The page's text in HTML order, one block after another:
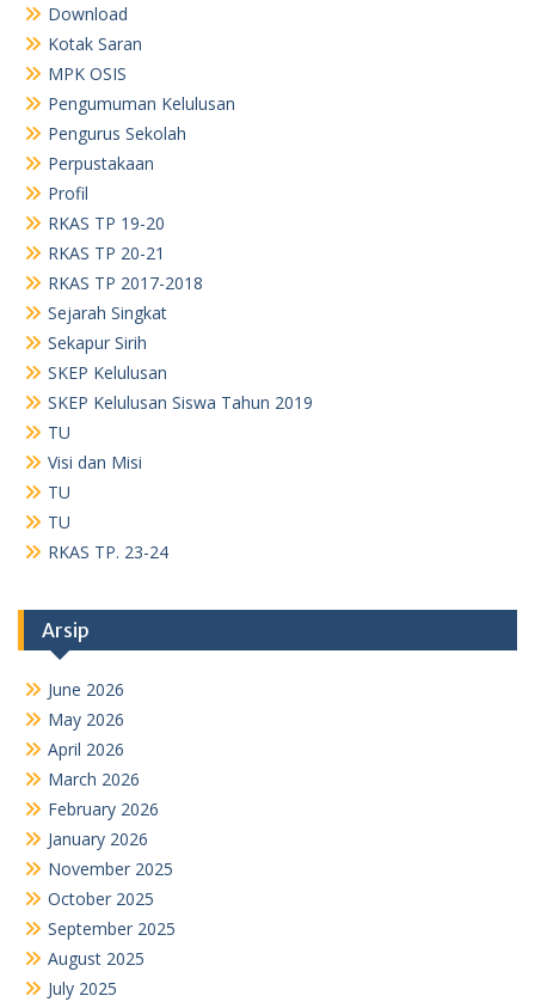
Download
Kotak Saran
MPK OSIS
Pengumuman Kelulusan
Pengurus Sekolah
Perpustakaan
Profil
RKAS TP 19-20
RKAS TP 20-21
RKAS TP 2017-2018
Sejarah Singkat
Sekapur Sirih
SKEP Kelulusan
SKEP Kelulusan Siswa Tahun 2019
TU
Visi dan Misi
TU
TU
RKAS TP. 23-24
Arsip
June 2026
May 2026
April 2026
March 2026
February 2026
January 2026
November 2025
October 2025
September 2025
August 2025
July 2025